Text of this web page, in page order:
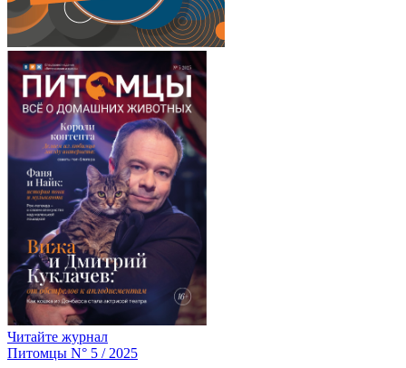
Читайте журнал
Питомцы N° 5 / 2025